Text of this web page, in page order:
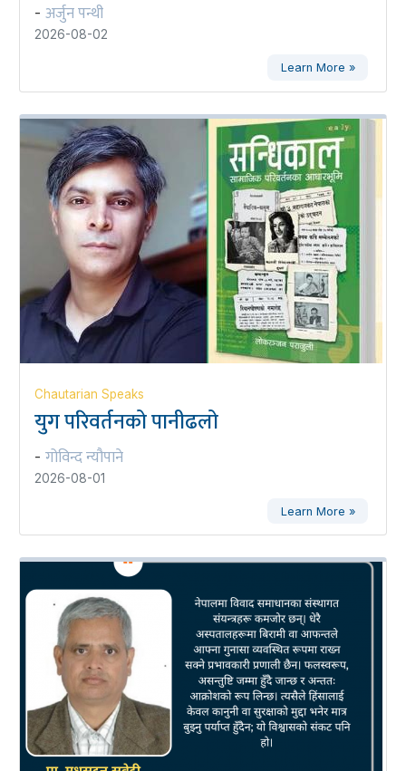
- अर्जुन पन्थी
2026-08-02
Learn More »
Chautarian Speaks
युग परिवर्तनको पानीढलो
- गोविन्द न्यौपाने
2026-08-01
Learn More »